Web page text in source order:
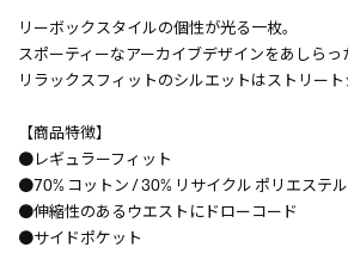
リーボックスタイルの個性が光る一枚。
スポーティーなアーカイブデザインをあしらっ
リラックスフィットのシルエットはストリート
【商品特徴】
●レギュラーフィット
●70% コットン / 30% リサイクル ポリエステ
●伸縮性のあるウエストにドローコード
●サイドポケット